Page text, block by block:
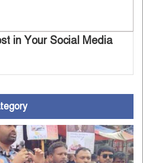
in Your Social Media